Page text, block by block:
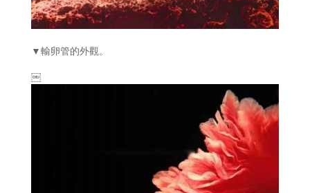
▼輸卵管的外觀。
￼